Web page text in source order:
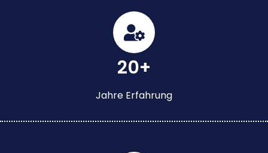
20+
Jahre Erfahrung